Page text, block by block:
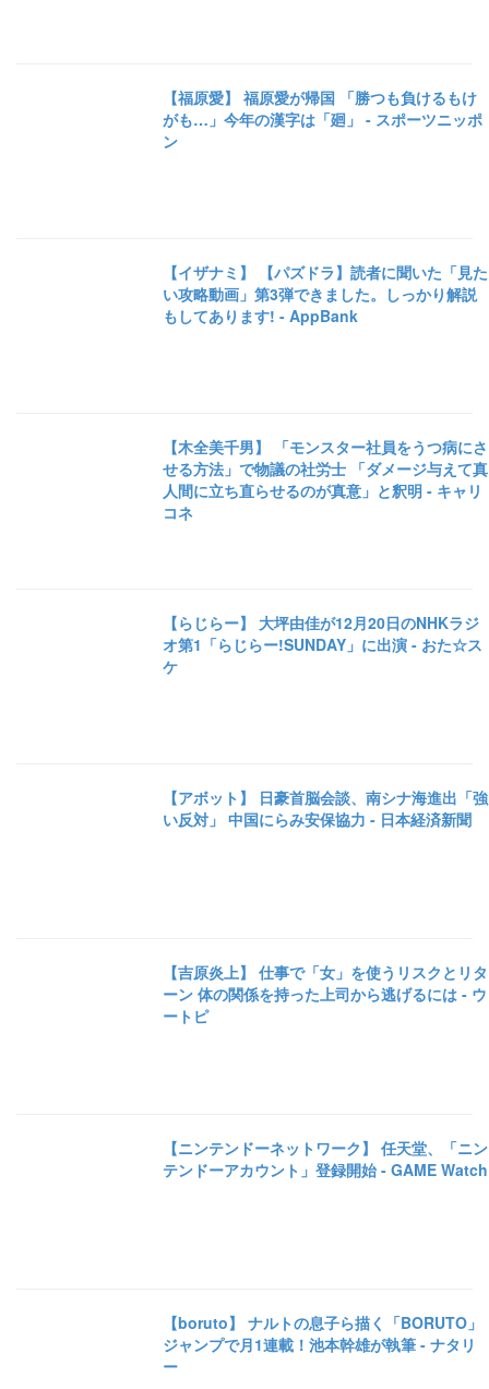
【福原愛】 福原愛が帰国 「勝つも負けるもけ
がも…」今年の漢字は「廻」 - スポーツニッポ
ン
【イザナミ】 【パズドラ】読者に聞いた「見た
い攻略動画」第3弾できました。しっかり解説
もしてあります! - AppBank
【木全美千男】 「モンスター社員をうつ病にさ
せる方法」で物議の社労士 「ダメージ与えて真
人間に立ち直らせるのが真意」と釈明 - キャリ
コネ
【らじらー】 大坪由佳が12月20日のNHKラジ
オ第1「らじらー!SUNDAY」に出演 - おた☆ス
ケ
【アボット】 日豪首脳会談、南シナ海進出「強
い反対」 中国にらみ安保協力 - 日本経済新聞
【吉原炎上】 仕事で「女」を使うリスクとリタ
ーン 体の関係を持った上司から逃げるには - ウ
ートピ
【ニンテンドーネットワーク】 任天堂、「ニン
テンドーアカウント」登録開始 - GAME Watch
【boruto】 ナルトの息子ら描く「BORUTO」
ジャンプで月1連載！池本幹雄が執筆 - ナタリ
ー